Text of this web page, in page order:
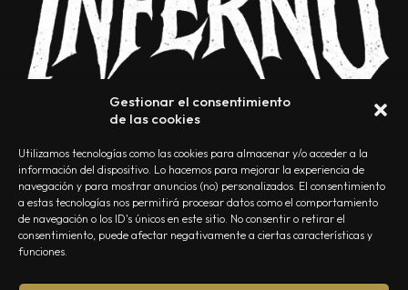
Gestionar el consentimiento
de las cookies
Utilizamos tecnologías como las cookies para almacenar y/o acceder a la
información del dispositivo. Lo hacemos para mejorar la experiencia de
navegación y para mostrar anuncios (no) personalizados. El consentimiento
a estas tecnologías nos permitirá procesar datos como el comportamiento
de navegación o los ID's únicos en este sitio. No consentir o retirar el
consentimiento, puede afectar negativamente a ciertas características y
funciones.
NOSOTROS CONTACTO EDITORIAL POLÍTICA DE PRIVACIDAD